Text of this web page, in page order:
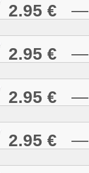
2.95 € —
2.95 € —
2.95 € —
2.95 € —